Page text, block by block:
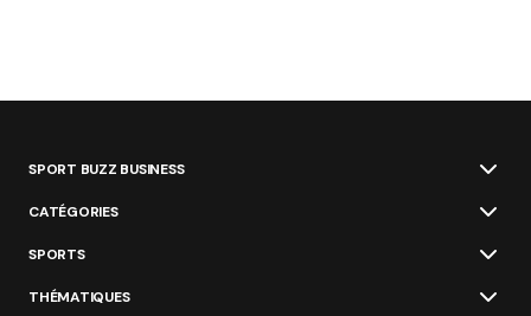
SPORT BUZZ BUSINESS
CATÉGORIES
SPORTS
THÉMATIQUES